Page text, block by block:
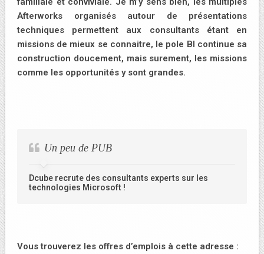
Afterworks organisés autour de présentations
techniques permettent aux consultants étant en
missions de mieux se connaitre, le pole BI continue sa
construction doucement, mais surement, les missions
comme les opportunités y sont grandes.
Un peu de PUB
Dcube recrute des consultants experts sur les
technologies Microsoft !
Vous trouverez les offres d’emplois à cette adresse :